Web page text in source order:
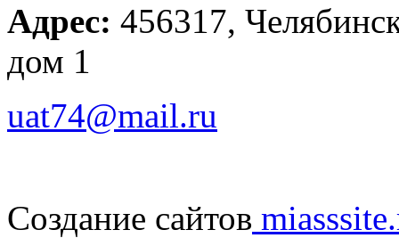
Адрес: 456317,
дом 1
uat74@mail.ru
Создание сайтов